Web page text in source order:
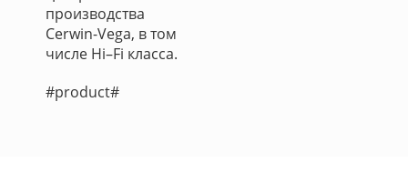
производства
Cerwin-Vega, в том
числе Hi–Fi класса.
#product#